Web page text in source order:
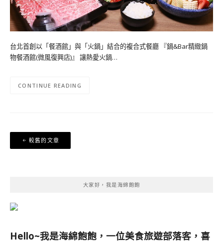
台北首創以「餐酒館」與「火鍋」結合的複合式餐廳 『鍋&Bar精緻鍋
物餐酒館(微風復興店)』 讓熱愛火鍋…
CONTINUE READING
文
章
較舊的文章
大家好，我是海綿飽飽
Hello~我是海綿飽飽，一位美食旅遊部落客， 喜